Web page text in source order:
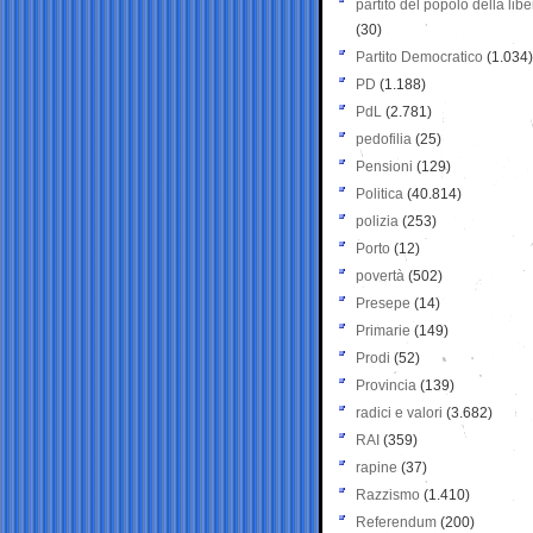
partito del popolo della
(30)
Partito Democratico (1.034)
PD (1.188)
PdL (2.781)
pedofilia (25)
Pensioni (129)
Politica (40.814)
polizia (253)
Porto (12)
povertà (502)
Presepe (14)
Primarie (149)
Prodi (52)
Provincia (139)
radici e valori (3.682)
RAI (359)
rapine (37)
Razzismo (1.410)
Referendum (200)